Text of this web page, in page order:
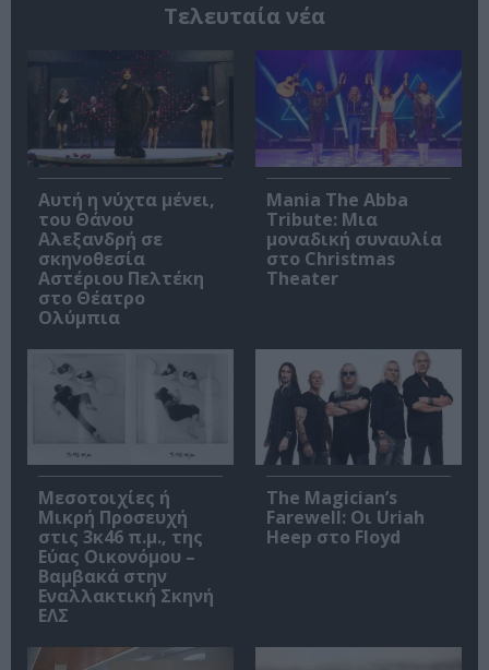
Τελευταία νέα
Αυτή η νύχτα μένει,
του Θάνου
Αλεξανδρή σε
σκηνοθεσία
Αστέριου Πελτέκη
στο Θέατρο
Ολύμπια
Mania The Abba
Tribute: Μια
μοναδική συναυλία
στο Christmas
Theater
Μεσοτοιχίες ή
Μικρή Προσευχή
στις 3κ46 π.μ., της
Εύας Οικονόμου –
Βαμβακά στην
Εναλλακτική Σκηνή
ΕΛΣ
The Magician’s
Farewell: Οι Uriah
Heep στο Floyd